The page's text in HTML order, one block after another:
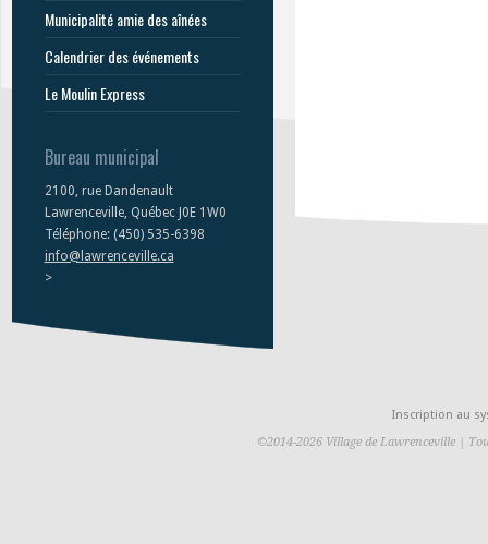
Municipalité amie des aînées
Calendrier des événements
Le Moulin Express
Bureau municipal
2100, rue Dandenault
Lawrenceville, Québec J0E 1W0
Téléphone: (450) 535-6398
info@lawrenceville.ca
>
Inscription au
©2014-2026 Village de Lawrenceville |